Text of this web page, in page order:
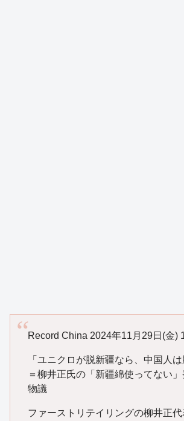
Record China 2024年11月29日(金)
「ユニクロが脱新疆なら、中国人は
＝柳井正氏の「新疆綿使ってない
物議
ファーストリテイリングの柳井正